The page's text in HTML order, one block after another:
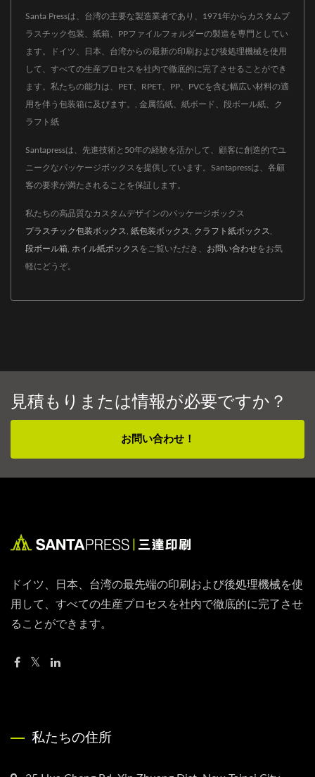
Santa Pressは、台湾の主要な製造業者であり、1971年からカスタムプ
ラスチック包装、紙箱、PPファイルフォルダーの製造を専門としてい
ます。ドイツ、日本、台湾からの最新の印刷および後処理機械を使用
して、すべての生産プロセスを社内で徹底的に完了させることができ
ます。私たちの能力は、PET、RPET、PP、PVCを含む幅広い材料の適
用を伴う包装箱に及びます。, 金属箔紙、紙ボード、段ボール紙、ク
ラフト紙
Santapressは、先進技術と50年の経験を活かして、顧客に創造的でユ
ニークなパッケージボックスを提供しています。Santapressは、各顧
客の要求が満たされることを保証します。
私たちの高品質なカスタムデザインのパッケージボックス
プラスチック包装ボックス 紙包装ボックス クラフト紙ボックス
段ボール箱 ホイル紙ボックス をご覧いただき、 お問い合わせをお気
軽にどうぞ。
見積もりまたは情報が必要ですか？
お問い合わせ！
ドイツ、日本、台湾の最先端の印刷および後処理機械を使
用して、すべての生産プロセスを社内で徹底的に完了させ
ることができます。
私たちの住所